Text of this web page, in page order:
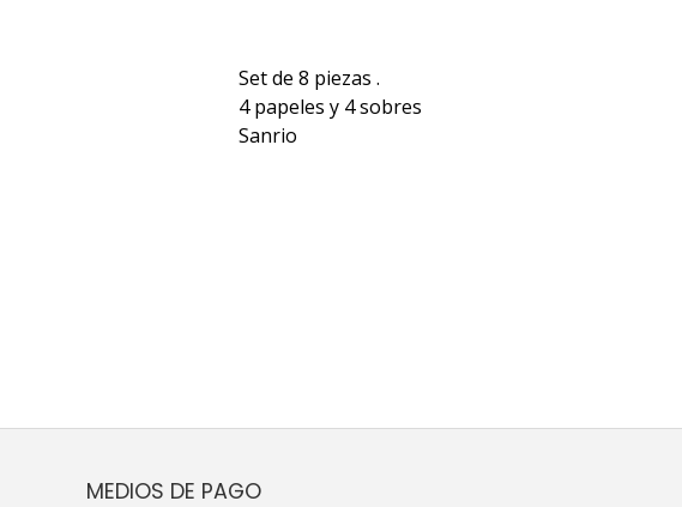
Set de 8 piezas .
4 papeles y 4 sobres
Sanrio
MEDIOS DE PAGO